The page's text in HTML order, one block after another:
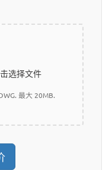
选择文件
最大 20MB.